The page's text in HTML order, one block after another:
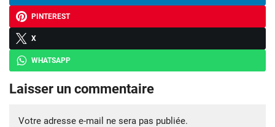
PINTEREST
X
WHATSAPP
Laisser un commentaire
Votre adresse e-mail ne sera pas publiée.